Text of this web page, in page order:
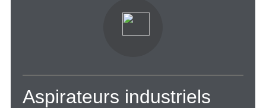
Aspirateurs industriels